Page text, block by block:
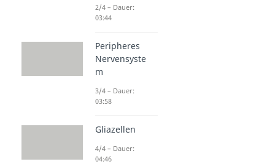
2/4 – Dauer:
03:44
Peripheres
Nervensyste
m
3/4 – Dauer:
03:58
Gliazellen
4/4 – Dauer:
04:46